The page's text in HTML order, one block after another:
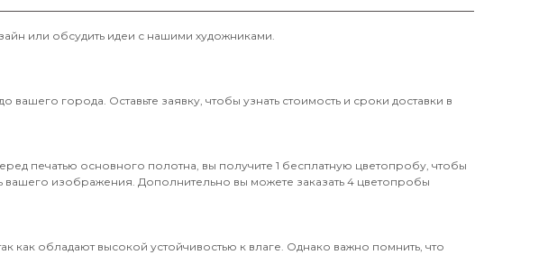
или обсудить идеи с нашими художниками.
города. Оставьте заявку, чтобы узнать стоимость и сроки доставки в
печатью основного полотна, вы получите 1 бесплатную цветопробу, чтобы
вашего изображения. Дополнительно вы можете заказать 4 цветопробы
как обладают высокой устойчивостью к влаге. Однако важно помнить, что